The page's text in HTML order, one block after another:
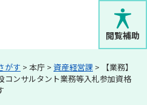
ばして本文へ
閲覧補助
がす > 本庁 > 資産経営課 >
【業務】
コンサルタント業務等入札参加資格